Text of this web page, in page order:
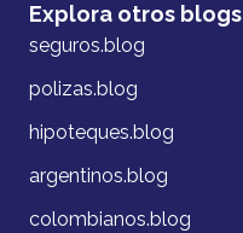
Explora otros blogs
seguros.blog
polizas.blog
hipoteques.blog
argentinos.blog
colombianos.blog